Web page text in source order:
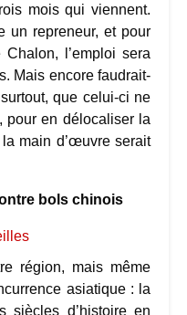
mois qui viennent.
un repreneur, et pour
l’emploi sera
Mais encore faudrait-
que celui-ci ne
pour en délocaliser la
main d’œuvre serait
bols chinois
région, mais même
asiatique : la
siècles d’histoire en